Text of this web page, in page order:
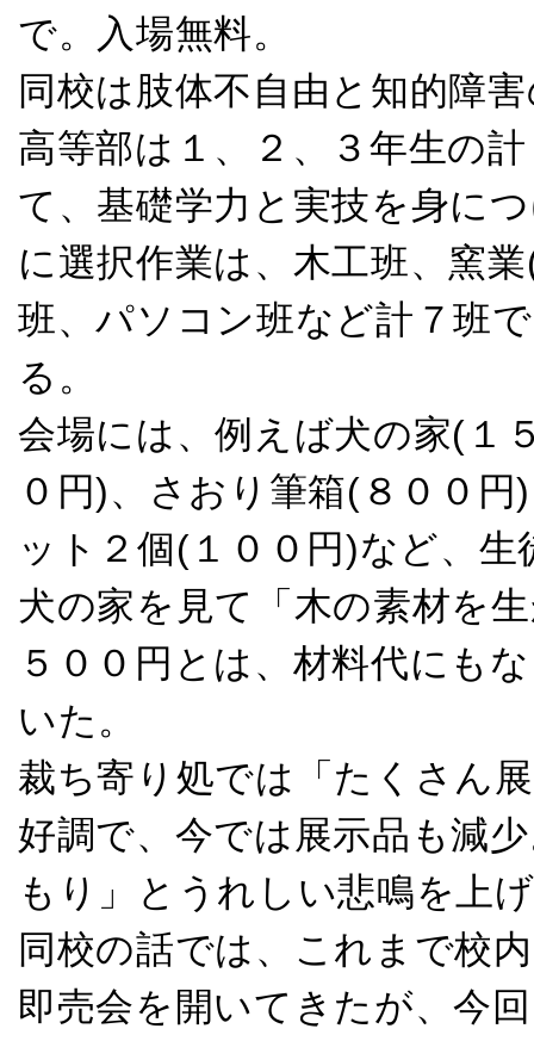
で。入場無料。
同校は肢体不自由と知的障
高等部は１、２、３年生の
て、基礎学力と実技を身に
に選択作業は、木工班、窯
班、パソコン班など計７班
る。
会場には、例えば犬の家(１
０円)、さおり筆箱(８００
ット２個(１００円)など、
犬の家を見て「木の素材を
５００円とは、材料代にも
いた。
裁ち寄り処では「たくさん
好調で、今では展示品も減
もり」とうれしい悲鳴を上
同校の話では、これまで校
即売会を開いてきたが、今